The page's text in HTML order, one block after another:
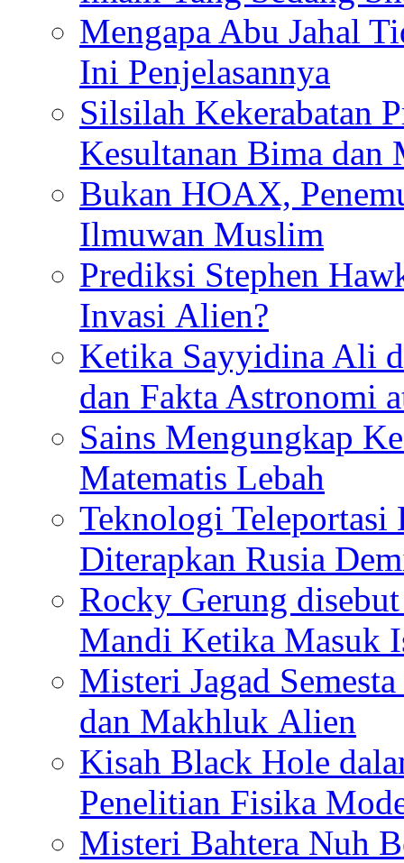
Mengapa Abu Jahal
Ini Penjelasannya
Silsilah Kekerabatan
Kesultanan Bima dan
Bukan HOAX,
Ilmuwan Muslim
Prediksi Stephen
Invasi Alien?
Ketika Sayyidina Ali
dan Fakta Astronomi
Sains Mengungkap
Matematis Lebah
Teknologi Teleportasi
Diterapkan Rusia
Rocky Gerung
Mandi Ketika Masuk
Misteri Jagad
dan Makhluk Alien
Kisah Black Hole
Penelitian Fisika
Misteri Bahtera Nuh